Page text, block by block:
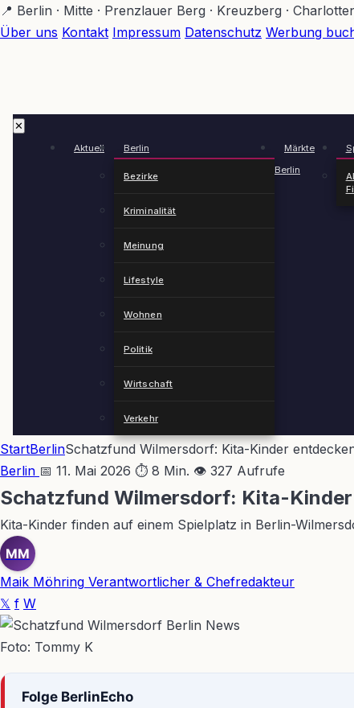
Zum
Hauptinhalt
📍 Berlin · Mitte · Prenzlauer Berg · Kreuzberg ·
Über uns Kontakt Impressum Datenschutz Werbung
✕
Aktuell Berlin
Bezirke
Kriminalität
Meinung
Lifestyle
Wohnen
Politik
Wirtschaft
Verkehr
Märkte
Berlin
StartBerlinSchatzfund Wilmersdorf: Kita-Kinder
Berlin 📅 11. Mai 2026 ⏱ 8 Min. 👁 327 Aufrufe
Schatzfund Wilmersdorf: Kita-
Kita-Kinder finden auf einem Spielplatz in Berlin-
MM
Maik Möhring Verantwortlicher & Chefredakteur
𝕏 f W
Foto: Tommy K
Folge BerlinEcho